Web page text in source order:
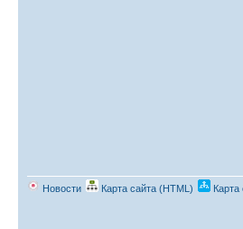
Новости Карта сайта (HTML) Карта